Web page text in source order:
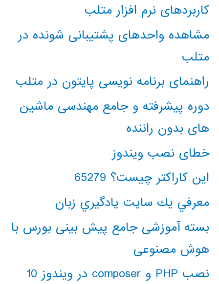
کاربردهای نرم افزار متلب
مشاهده واحدهای پشتیبانی شونده در
متلب
راهنمای برنامه نویسی پایتون در متلب
دوره پیشرفته و جامع مهندسی ماشین
های بدون راننده
خطای نصب ویندوز
این کاراکتر چیست؟ 65279
معرفي يك سايت يادگيري زبان
بسته آموزشی جامع پیش بینی بورس با
هوش مصنوعی
نصب PHP و composer در ویندوز 10